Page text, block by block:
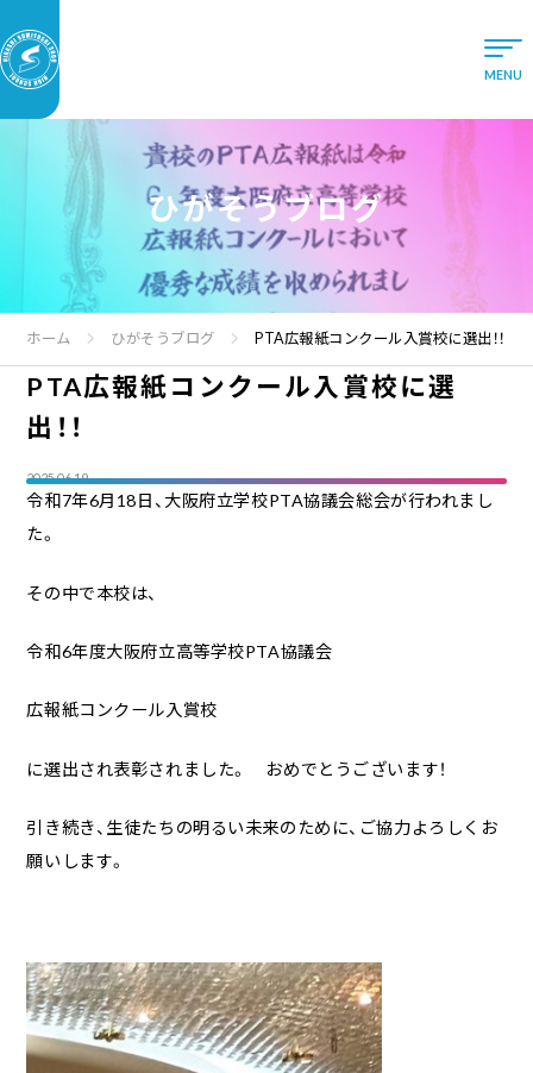
ひがそうブログ
ホーム ひがそうブログ PTA広報紙コンクール入賞校に選出！！
PTA広報紙コンクール入賞校に選
出！！
2025.06.19
令和7年6月18日、大阪府立学校PTA協議会総会が行われまし
た。
その中で本校は、
令和6年度大阪府立高等学校PTA協議会
広報紙コンクール入賞校
に選出され表彰されました。 おめでとうございます！
引き続き、生徒たちの明るい未来のために、ご協力よろしくお
願いします。